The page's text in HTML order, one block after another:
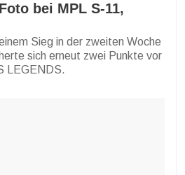
bei MPL S-11,
Sieg in der zweiten Woche
sich erneut zwei Punkte vor
LEGENDS.